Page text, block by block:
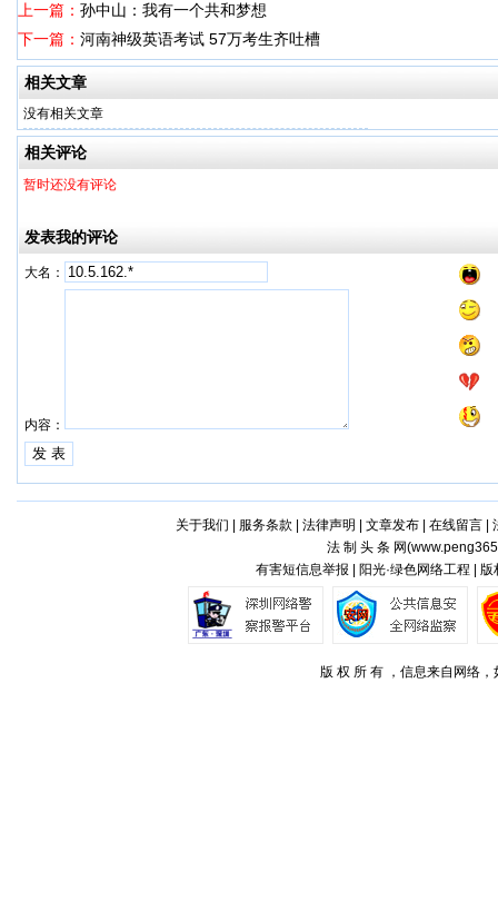
上一篇： 孙中山：我有一个共和梦想
下一篇： 河南神级英语考试 57万考生齐吐槽
相关文章
没有相关文章
相关评论
暂时还没有评论
发表我的评论
大名：
内容：
关于我们 服务条款 法律声明 文章发布| 在线留言|
法 制 头 条 网(
有害短信息举报 | 阳光·绿色网络工程 |
版 权 所 有 ，信息来自网络